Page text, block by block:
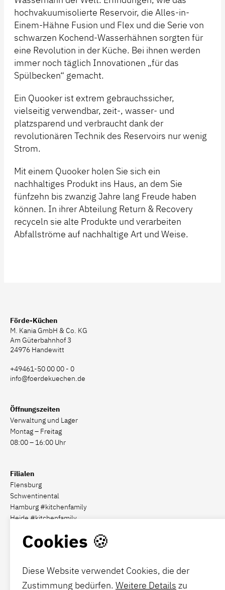
hochvakuumisolierte Reservoir, die Alles-in-
Einem-Hähne Fusion und Flex und die Serie von
schwarzen Kochend-Wasserhähnen sorgten für
eine Revolution in der Küche. Bei ihnen werden
immer noch täglich Innovationen „für das
Spülbecken“ gemacht.
Ein Quooker ist extrem gebrauchssicher,
vielseitig verwendbar, zeit-, wasser- und
platzsparend und verbraucht dank der
revolutionären Technik des Reservoirs nur wenig
Strom.
Mit einem Quooker holen Sie sich ein
nachhaltiges Produkt ins Haus, an dem Sie
fünfzehn bis zwanzig Jahre lang Freude haben
können. In ihrer Abteilung Return & Recovery
recyceln sie alte Produkte und verarbeiten
Abfallströme auf nachhaltige Art und Weise.
Cookies 🍪
Diese Website verwendet Cookies, die der
Zustimmung bedürfen. Weitere Details zu
Förde-Küchen
M. Kania GmbH & Co. KG
Am Güterbahnhof 3
24976 Handewitt
+49461-50 00 00 - 0
info@foerdekuechen.de
Öffnungszeiten
Verwaltung und Lager
Montag – Freitag
08:00 – 16:00 Uhr
Filialen
Flensburg
Schwentinental
Hamburg #kitchenfamily
Heide #kitchenfamily
Social Media